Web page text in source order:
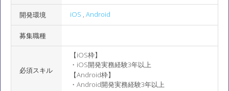
開発環境 iOS , Android
募集職種
必須スキル
【iOS枠】
・iOS開発実務経験3年以上
【Android枠】
・Android開発実務経験3年以上